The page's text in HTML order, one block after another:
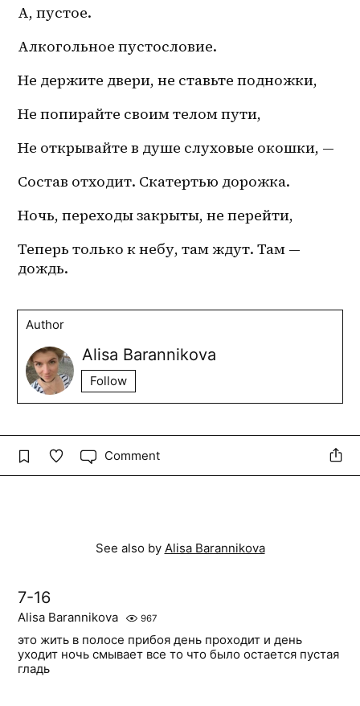
А, пустое.
Алкогольное пустословие.
Не держите двери, не ставьте подножки,
Не попирайте своим телом пути,
Не открывайте в душе слуховые окошки, —
Состав отходит. Скатертью дорожка.
Ночь, переходы закрыты, не перейти,
Теперь только к небу, там ждут. Там —
дождь.
Author
Alisa Barannikova
Follow
Comment
See also by Alisa Barannikova
7-16
Alisa Barannikova 967
это жить в полосе прибоя день проходит и день
уходит ночь смывает все то что было остается пустая
гладь